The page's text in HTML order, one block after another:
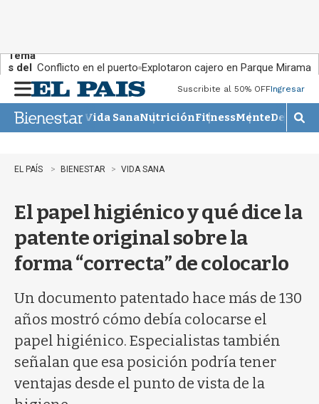
Tema
s del
día:
Conflicto en el puerto Explotaron cajero en Parque Miramar
n
u
Suscribite al 50% OFFIngresar
Vida SanaNutriciónFitnessMente
M
o
r
b
e
d
EL PAÍS BIENESTAR VIDA SANA
El papel higiénico y qué dice la
patente original sobre la
forma “correcta” de colocarlo
Un documento patentado hace más de 130
años mostró cómo debía colocarse el
papel higiénico. Especialistas también
señalan que esa posición podría tener
ventajas desde el punto de vista de la